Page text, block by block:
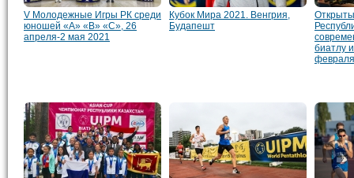
V Молодежные Игры РК среди
юношей «А» «В» «С», 26
апреля-2 мая 2021
Кубок Мира 2021. Венгрия,
Будапешт
биатлу